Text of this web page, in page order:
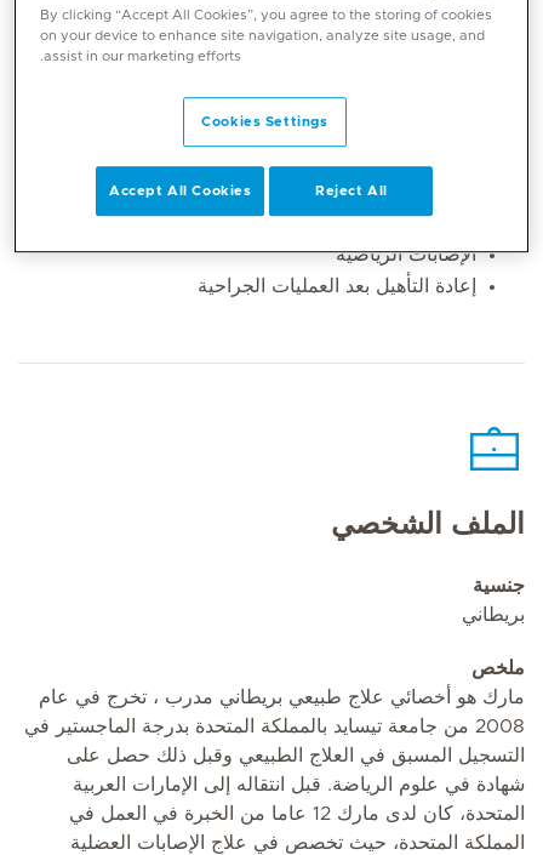
المهارات الأساسية
الطرف السفلي
الطرف العلوي
الإصابات الرياضية
إعادة التأهيل بعد العمليات الجراحية
الملف الشخصي
جنسية
بريطاني
ملخص
مارك هو أخصائي علاج طبيعي بريطاني مدرب ، تخرج في عام
2008 من جامعة تيسايد بالمملكة المتحدة بدرجة الماجستير في
التسجيل المسبق في العلاج الطبيعي وقبل ذلك حصل على
شهادة في علوم الرياضة. قبل انتقاله إلى الإمارات العربية
المتحدة، كان لدى مارك 12 عاما من الخبرة في العمل في
المملكة المتحدة، حيث تخصص في علاج الإصابات العضلية
By clicking “Accept All Cookies”, you agree to the storing of cookies
on your device to enhance site navigation, analyze site usage, and
assist in our marketing efforts.
Cookies Settings
Reject All
Accept All Cookies